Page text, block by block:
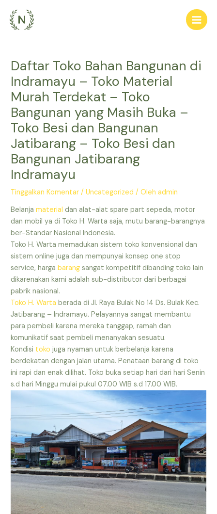
konten
Main
Daftar Toko Bahan Bangunan di
Indramayu – Toko Material
Murah Terdekat – Toko
Bangunan yang Masih Buka –
Toko Besi dan Bangunan
Jatibarang – Toko Besi dan
Bangunan Jatibarang
Indramayu
Tinggalkan Komentar /Uncategorized / Olehadmin
Belanjamaterial dan alat-alat spare part sepeda, motor
dan mobil ya di Toko H. Warta saja, mutu barang-barangnya
ber-Standar Nasional Indonesia.
Toko H. Warta memadukan sistem toko konvensional dan
sistem online juga dan mempunyai konsep one stop
service, hargabarang sangat kompetitif dibanding toko lain
dikarenakan kami adalah sub-distributor dari berbagai
pabrik nasional.
Toko H. Warta berada di Jl. Raya Bulak No 14 Ds. Bulak Kec.
Jatibarang – Indramayu. Pelayannya sangat membantu
para pembeli karena mereka tanggap, ramah dan
komunikatif saat pembeli menanyakan sesuatu.
Kondisi toko juga nyaman untuk berbelanja karena
berdekatan dengan jalan utama. Penataan barang di toko
ini rapi dan enak dilihat. Toko buka setiap hari dari hari Senin
s.d hari Minggu mulai pukul 07.00 WIB s.d 17.00 WIB.